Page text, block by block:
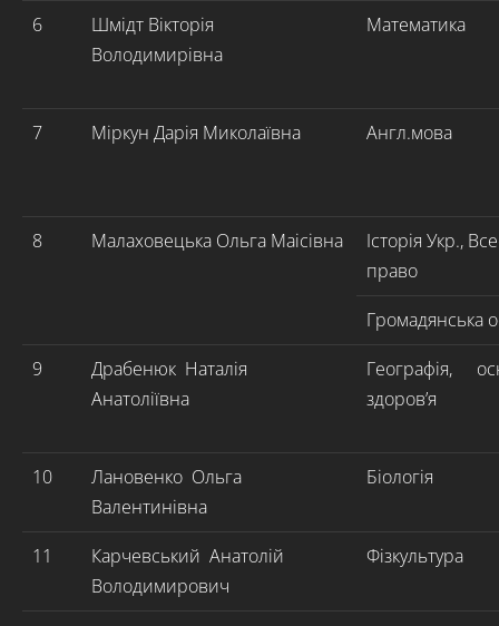
6
Шмідт Вікторія
Володимирівна
Математика
7 Міркун Дарія Миколаївна Англ.мова
8 Малаховецька Ольга Маісівна
Історія Укр.,
право
Громадянська
9
Драбенюк Наталія
Анатоліївна
Географія,
здоров’я
10
Лановенко Ольга
Валентинівна
Біологія
11
Карчевський Анатолій
Володимирович
Фізкультура